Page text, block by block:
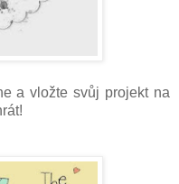
a vložte svůj projekt na